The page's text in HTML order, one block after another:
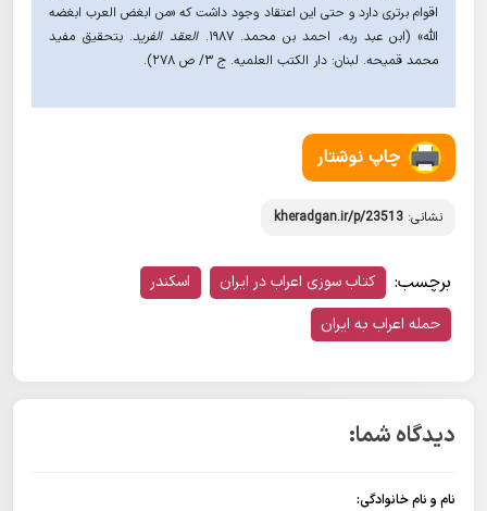
اقوام برتری دارد و حتی این اعتقاد وجود داشت که «من ابغض العرب ابغضه
الله» (ابن عبد ربه، احمد بن محمد. ۱۹۸۷.
العقد الفرید. بتحقیق مفید
محمد قمیحه. لبنان: دار الکتب العلمیه. ج ۳/ ص ۲۷۸).
چاپ نوشتار
نشانی: kheradgan.ir/p/23513
برچسب: کتاب سوزی اعراب در ایران
اسکندر
حمله اعراب به ایران
دیدگاه شما:
نام و نام خانوادگی: